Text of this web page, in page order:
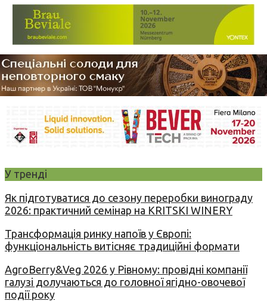
У тренді
Як підготуватися до сезону переробки винограду
2026: практичний семінар на KRITSKI WINERY
Трансформація ринку напоїв у Європі:
функціональність витісняє традиційні формати
AgroBerry&Veg 2026 у Рівному: провідні компанії
галузі долучаються до головної ягідно-овочевої
події року